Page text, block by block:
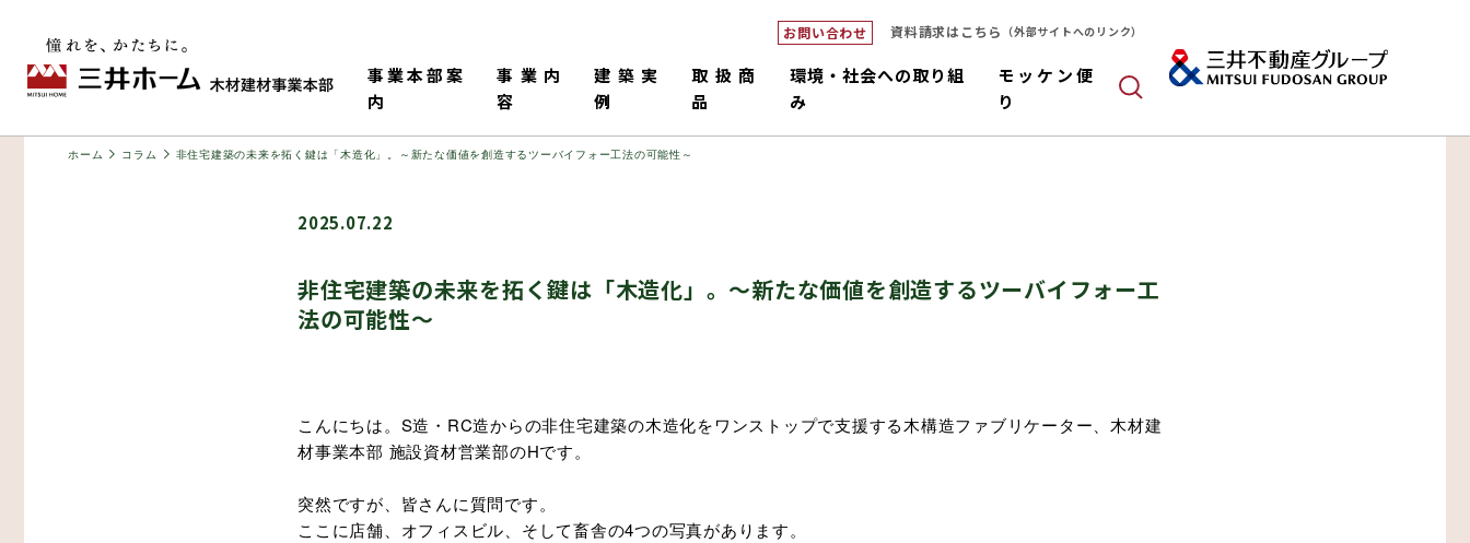
お問い合わせ 資料請求はこちら （外部サイトへのリンク）
事業本部案
内
事業本部情報 販売・施工 設計・積算
事業内
容
構造材 国産材 中大規模木造
建築実
例
老健・児童施設 倉庫・工場・店舗 畜舎
取扱商
品
M-HR工法（木造でつくるピロ
ティ）
コネックトラス ダブルシールドパネル
環境・社会への取り組
み
モッケン便
り
ホーム コラム 非住宅建築の未来を拓く鍵は「木造化」。～新たな価値を創造するツーバイフォー工法の可能性～
2025.07.22
非住宅建築の未来を拓く鍵は「木造化」。～新たな価値を創造するツーバイフォー工
法の可能性～
こんにちは。S造・RC造からの非住宅建築の木造化をワンストップで支援する木構造ファブリケーター、木材建
材事業本部 施設資材営業部のHです。
突然ですが、皆さんに質問です。
ここに店舗、オフィスビル、そして畜舎の4つの写真があります。